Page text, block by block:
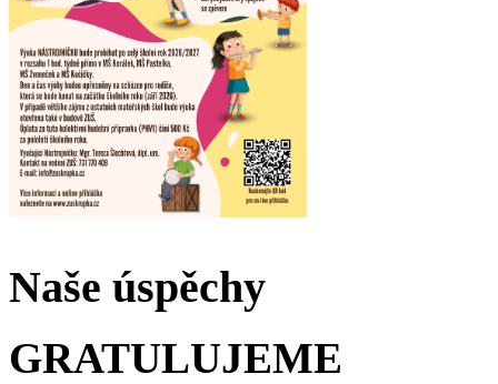
Naše úspěchy
GRATULUJEME